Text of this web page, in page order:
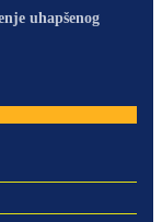
uhapšenog